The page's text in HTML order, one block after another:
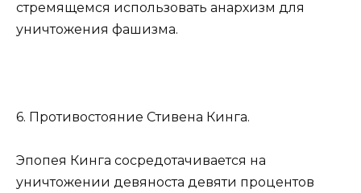
стремящемся использовать анархизм для
уничтожения фашизма.
6. Противостояние Стивена Кинга.
Эпопея Кинга сосредотачивается на
уничтожении девяноста девяти процентов